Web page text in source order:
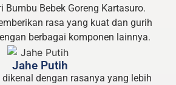
Bumbu Bebek Goreng Kartasuro.
rasa yang kuat dan gurih
berbagai komponen lainnya.
Jahe Putih
dengan rasanya yang lebih